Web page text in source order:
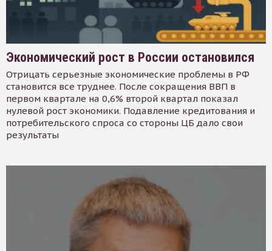
Экономический рост в России остановился
Отрицать серьезные экономические проблемы в РФ
становится все труднее. После сокращения ВВП в
первом квартале на 0,6% второй квартал показал
нулевой рост экономики. Подавление кредитования и
потребительского спроса со стороны ЦБ дало свои
результаты